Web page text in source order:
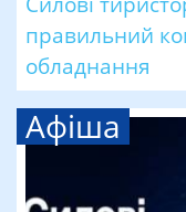
правильний
обладнання
Афіша